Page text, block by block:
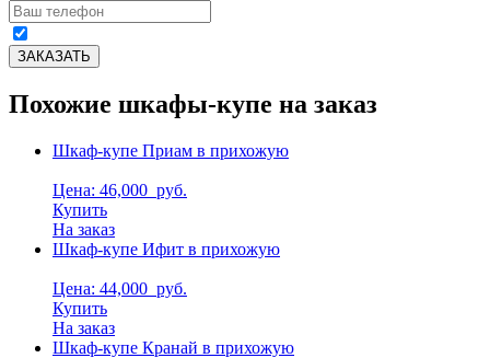
Похожие шкафы-купе на заказ
Шкаф-купе Приам в прихожую
Цена: 46,000 руб.
Купить
На заказ
Шкаф-купе Ифит в прихожую
Цена: 44,000 руб.
Купить
На заказ
Шкаф-купе Кранай в прихожую